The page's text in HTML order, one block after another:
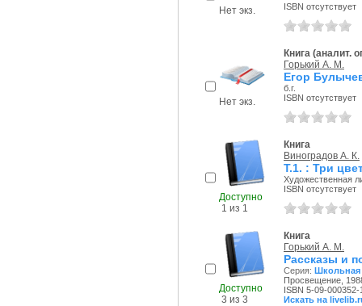
Нет экз.
ISBN отсутствует
Нет экз.
Книга (аналит.
Горький А. М.
Егор
б.г.
ISBN отсутствует
Доступно
1 из 1
Книга
Виноградов А. К.
Т.1. : Три
Художественная
ISBN отсутствует
Доступно
3 из 3
Книга
Горький А. М.
Рассказы и
Серия: Школьная
Просвещение,
ISBN 5-09-000352-
Искать на